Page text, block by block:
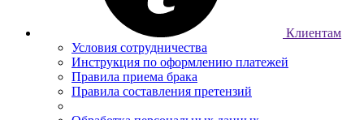
Клиентам
Условия сотрудничества
Инструкция по оформлению платежей
Правила приема брака
Правила составления претензий